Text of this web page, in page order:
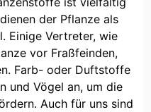
der Pflanze als
Einige Vertreter, wie
vor Fraßfeinden,
Farb- oder Duftstoffe
und Vögel an, um die
Auch für uns sind